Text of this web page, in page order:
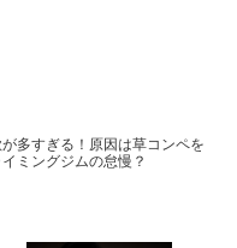
多すぎる！原因は草コンペを
ミングジムの怠慢？